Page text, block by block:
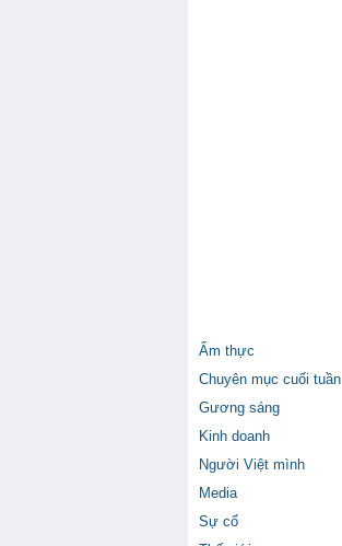
Ẩm thực
Chuyên mục cuối tuần
Gương sáng
Kinh doanh
Người Việt mình
Media
Sự cố